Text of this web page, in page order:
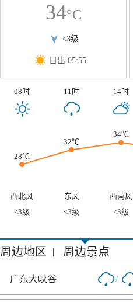
34°C
<3级
日出 05:55
08时 11时 14时
28℃
32℃
34℃
西北风 东风 西南风
<3级
<3级 <3级
周边地区 | 周边景点
广东大峡谷 /